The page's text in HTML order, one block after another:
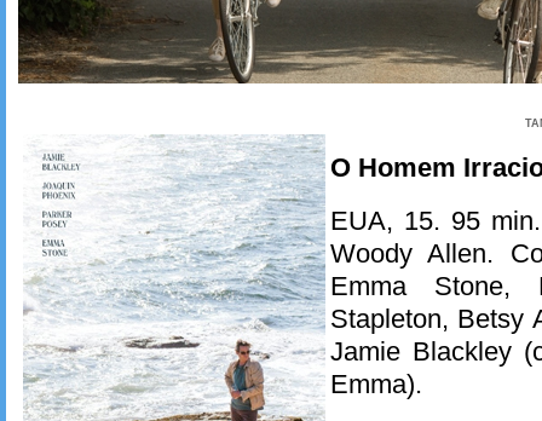
O Homem
EUA, 15. 95
Woody Allen.
Emma Stone,
Stapleton, Betsy
Jamie Blackley
Emma).